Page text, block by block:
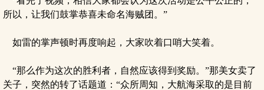
所以，让我们鼓掌恭喜未命名海贼团。”
如雷的掌声顿时再度响起，大家吹着口哨大笑着。
“那么作为这次的胜利者，自然应该得到奖励。”那美女卖了
关子，突然的转了话题道：“众所周知，大航海采取的是目前